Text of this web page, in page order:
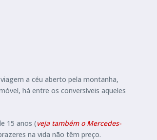
a céu aberto pela montanha,
há entre os conversíveis aqueles
15 anos (veja também o Mercedes-
na vida não têm preço.